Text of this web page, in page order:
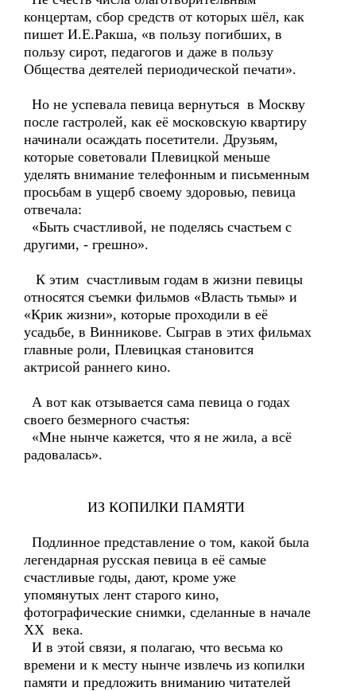
концертам, сбор средств от которых шёл, как
пишет И.Е.Ракша, «в пользу погибших, в
пользу сирот, педагогов и даже в пользу
Общества деятелей периодической печати».
Но не успевала певица вернуться в Москву
после гастролей, как её московскую квартиру
начинали осаждать посетители. Друзьям,
которые советовали Плевицкой меньше
уделять внимание телефонным и письменным
просьбам в ущерб своему здоровью, певица
отвечала:
«Быть счастливой, не поделясь счастьем с
другими, - грешно».
К этим счастливым годам в жизни певицы
относятся съемки фильмов «Власть тьмы» и
«Крик жизни», которые проходили в её
усадьбе, в Винникове. Сыграв в этих фильмах
главные роли, Плевицкая становится
актрисой раннего кино.
А вот как отзывается сама певица о годах
своего безмерного счастья:
«Мне нынче кажется, что я не жила, а всё
радовалась».
ИЗ КОПИЛКИ ПАМЯТИ
Подлинное представление о том, какой была
легендарная русская певица в её самые
счастливые годы, дают, кроме уже
упомянутых лент старого кино,
фотографические снимки, сделанные в начале
XX века.
И в этой связи, я полагаю, что весьма ко
времени и к месту нынче извлечь из копилки
памяти и предложить вниманию читателей